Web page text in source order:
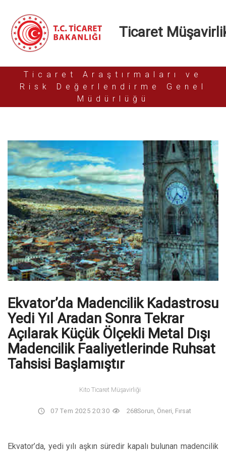
Ticaret
Ticaret Araştırmaları ve
Risk Değerlendirme Genel
Müdürlüğü
Ekvator’da Madencilik Kadastrosu
Yedi Yıl Aradan Sonra Tekrar
Açılarak Küçük Ölçekli Metal Dışı
Madencilik Faaliyetlerinde Ruhsat
Tahsisi Başlamıştır
Kito Ticaret Müşavirliği
07 Tem 2025 20:30 268Sorun, Öneri, Fırsat
Ekvator’da, yedi yılı aşkın süredir kapalı bulunan madencilik